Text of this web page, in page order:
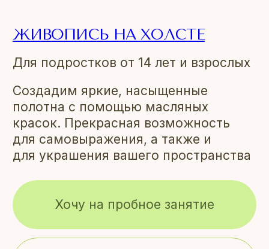
Для подростков от 14 лет и взрослых
ЖИВОПИСЬ НА ХОЛСТЕ
Создадим яркие, насыщенные
полотна с помощью масляных
красок. Прекрасная возможность
для самовыражения, а также и
для украшения вашего пространства
Хочу на пробное занятие
НА ЗАНЯТИЯХ
1
вариантов экзаменационных заданий
2